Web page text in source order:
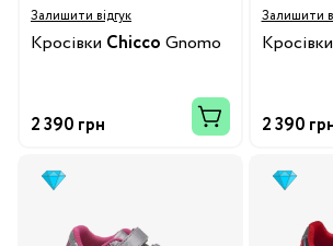
Залишити відгук
Кросівки Chicco Gnomo
2 390 грн
Залишити
Кросівки
2 390